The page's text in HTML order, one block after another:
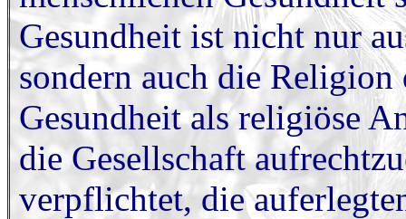
Gesundheit ist nicht nur
sondern auch die
Gesundheit als religiöse
die Gesellschaft
verpflichtet, die